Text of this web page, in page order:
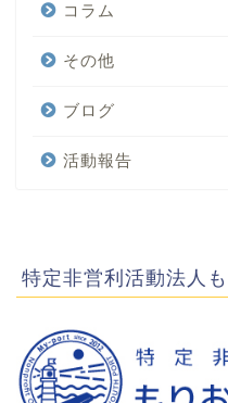
コラム
その他
ブログ
活動報告
特定非営利活動法人